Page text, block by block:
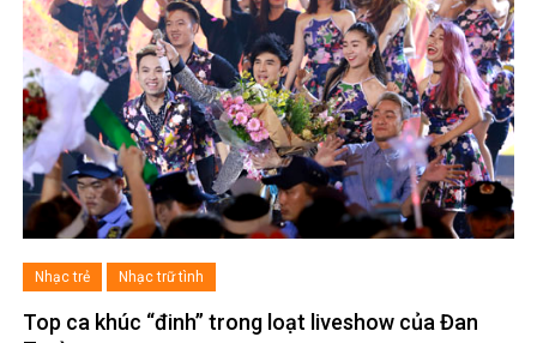
Nhạc trẻ Nhạc trữ tình
Top ca khúc “đinh” trong loạt liveshow của Đan